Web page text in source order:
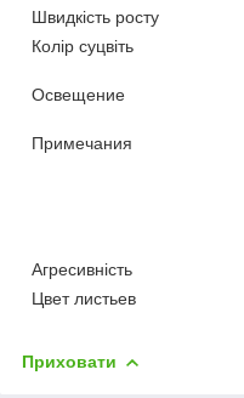
Швидкість росту
Колір суцвіть
Освещение
Примечания
Агресивність
Цвет листьев
Приховати